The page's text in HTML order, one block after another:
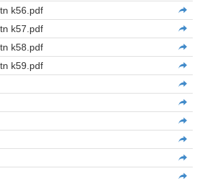
k56.pdf
k57.pdf
k58.pdf
k59.pdf